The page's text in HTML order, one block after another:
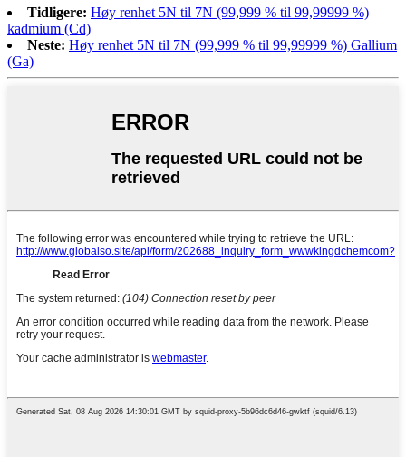
Tidligere: Høy renhet 5N til 7N (99,999 % til 99,99999 %)
kadmium (Cd)
Neste: Høy renhet 5N til 7N (99,999 % til 99,99999 %) Gallium
(Ga)